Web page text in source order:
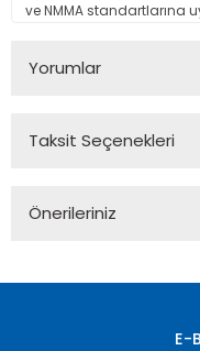
ve NMMA standartlarına
Yorumlar
Taksit Seçenekleri
Önerileriniz
Görüş ve önerilerinizE-